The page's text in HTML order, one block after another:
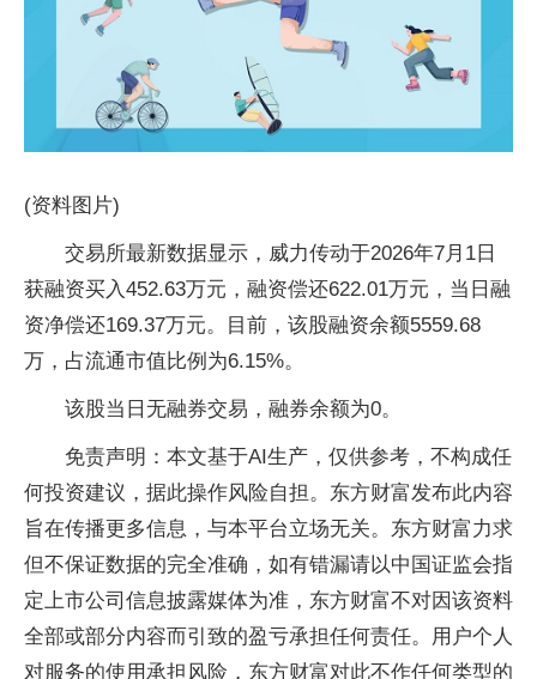
(资料图片)
交易所最新数据显示，威力传动于2026年7月1日
获融资买入452.63万元，融资偿还622.01万元，当日融
资净偿还169.37万元。目前，该股融资余额5559.68
万，占流通市值比例为6.15%。
该股当日无融券交易，融券余额为0。
免责声明：本文基于AI生产，仅供参考，不构成任
何投资建议，据此操作风险自担。东方财富发布此内容
旨在传播更多信息，与本平台立场无关。东方财富力求
但不保证数据的完全准确，如有错漏请以中国证监会指
定上市公司信息披露媒体为准，东方财富不对因该资料
全部或部分内容而引致的盈亏承担任何责任。用户个人
对服务的使用承担风险，东方财富对此不作任何类型的